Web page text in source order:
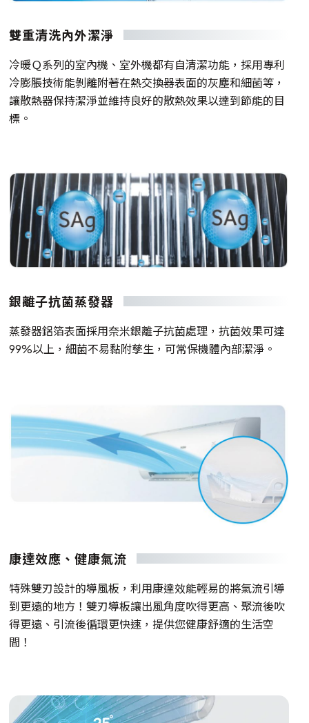
雙重清洗內外潔淨
冷暖Ｑ系列的室內機、室外機都有自清潔功能，採用專利
冷膨脹技術能剝離附著在熱交換器表面的灰塵和細菌等，
讓散熱器保持潔淨並維持良好的散熱效果以達到節能的目
標。
銀離子抗菌蒸發器
蒸發器鋁箔表面採用奈米銀離子抗菌處理，抗菌效果可達
99%以上，細菌不易黏附孳生，可常保機體內部潔淨。
康達效應、健康氣流
特殊雙刃設計的導風板，利用康達效能輕易的將氣流引導
到更遠的地方！雙刃導板讓出風角度吹得更高、聚流後吹
得更遠、引流後循環更快速，提供您健康舒適的生活空
間！